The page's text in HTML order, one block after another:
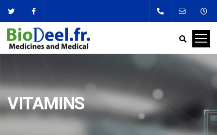
VITAMINS